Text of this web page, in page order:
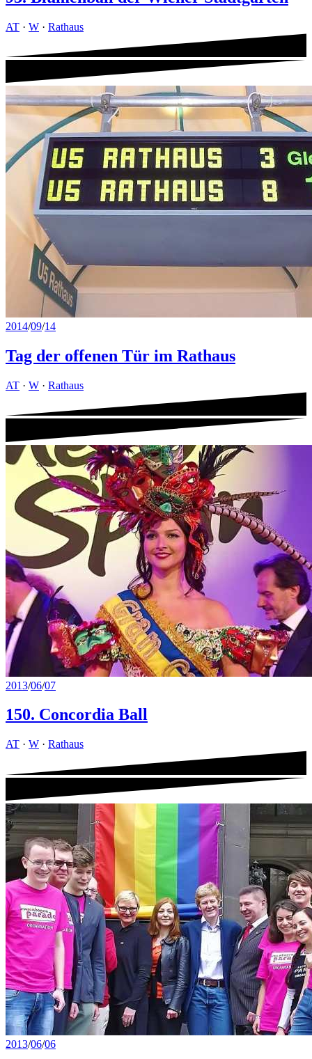
AT · W · Rathaus
2014/09/14
Tag der offenen Tür im Rathaus
AT · W · Rathaus
2013/06/07
150. Concordia Ball
AT · W · Rathaus
2013/06/06